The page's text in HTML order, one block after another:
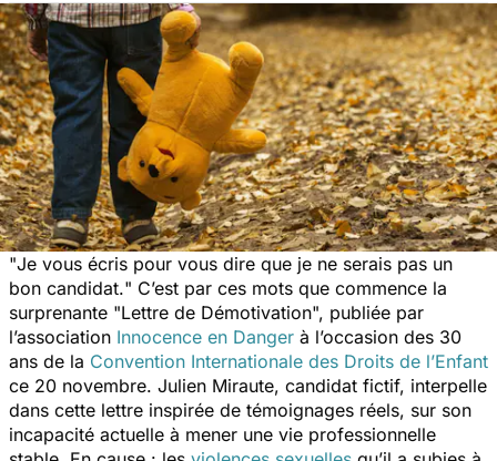
"Je vous écris pour vous dire que je ne serais pas un
bon candidat." C’est par ces mots que commence la
surprenante "Lettre de Démotivation", publiée par
l’association Innocence en Danger à l’occasion des 30
ans de la Convention Internationale des Droits de l’Enfant
ce 20 novembre. Julien Miraute, candidat fictif, interpelle
dans cette lettre inspirée de témoignages réels, sur son
incapacité actuelle à mener une vie professionnelle